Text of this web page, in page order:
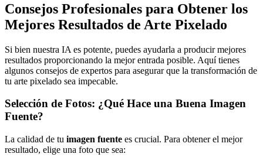
Consejos Profesionales para Obtener los
Mejores Resultados de Arte Pixelado
Si bien nuestra IA es potente, puedes ayudarla a producir mejores
resultados proporcionando la mejor entrada posible. Aquí tienes
algunos consejos de expertos para asegurar que la transformación de
tu arte pixelado sea impecable.
Selección de Fotos: ¿Qué Hace una Buena Imagen
Fuente?
La calidad de tu imagen fuente es crucial. Para obtener el mejor
resultado, elige una foto que sea: